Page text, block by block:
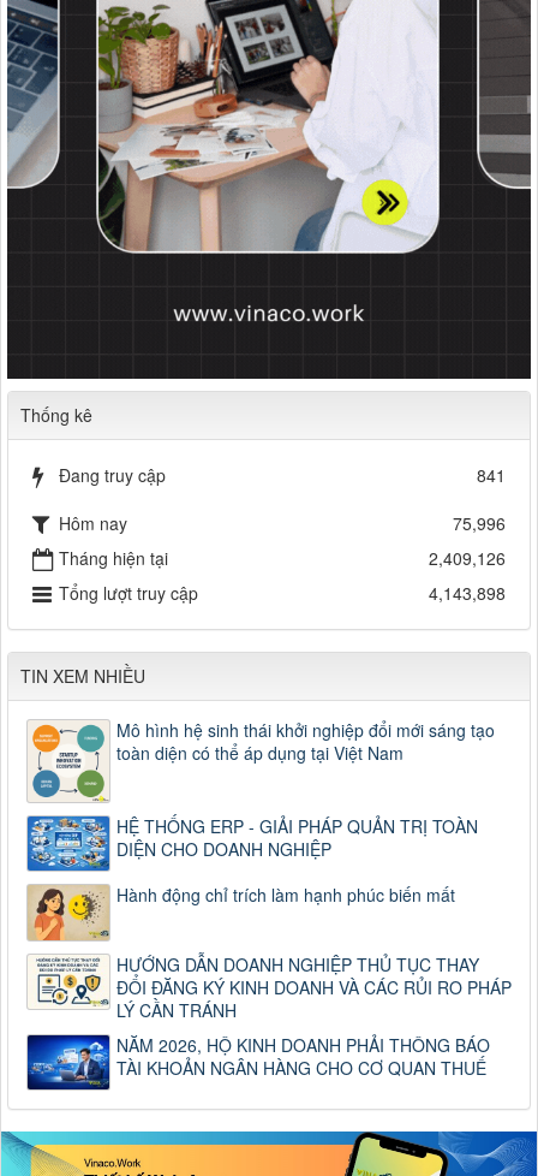
Thống kê
Đang truy cập
841
Hôm nay
75,996
Tháng hiện tại
2,409,126
Tổng lượt truy cập
4,143,898
TIN XEM NHIỀU
Mô hình hệ sinh thái khởi nghiệp đổi mới sáng tạo
toàn diện có thể áp dụng tại Việt Nam
HỆ THỐNG ERP - GIẢI PHÁP QUẢN TRỊ TOÀN
DIỆN CHO DOANH NGHIỆP
Hành động chỉ trích làm hạnh phúc biến mất
HƯỚNG DẪN DOANH NGHIỆP THỦ TỤC THAY
ĐỔI ĐĂNG KÝ KINH DOANH VÀ CÁC RỦI RO PHÁP
LÝ CẦN TRÁNH
NĂM 2026, HỘ KINH DOANH PHẢI THÔNG BÁO
TÀI KHOẢN NGÂN HÀNG CHO CƠ QUAN THUẾ